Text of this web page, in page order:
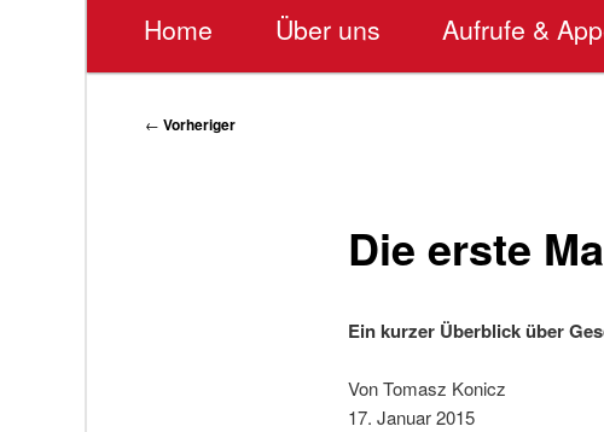
Home Über uns Aufrufe &
Beitragsnavigation
← Vorheriger
Die erste
Ein kurzer Überblick über
Von Tomasz Konicz
17. Januar 2015